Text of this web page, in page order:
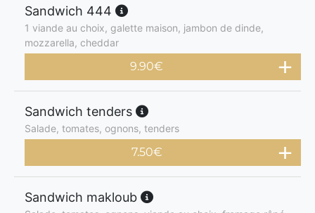
Sandwich 444
1 viande au choix, galette maison, jambon de dinde,
mozzarella, cheddar
9.90€
Sandwich tenders
Salade, tomates, ognons, tenders
7.50€
Sandwich makloub